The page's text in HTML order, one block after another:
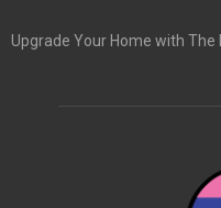
Upgrade Your Home with